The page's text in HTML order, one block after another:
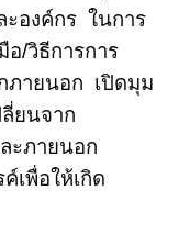
องค์กร ในการ
อ/วิธีการการ
ภายนอก เปิดมุม
ยนจาก
ะภายนอก
เพื่อให้เกิด